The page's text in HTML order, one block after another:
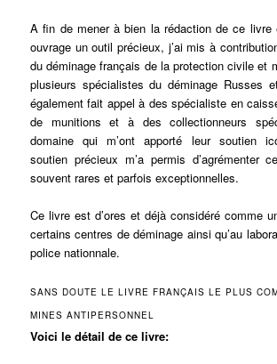
A fin de mener à bien la rédaction de ce
ouvrage un outil précieux, j’ai mis à
du déminage français de la protection civile et
plusieurs spécialistes du déminage Russes
également fait appel à des spécialiste en
de munitions et à des collectionneurs
domaine qui m’ont apporté leur soutien
soutien précieux m’a permis d’agrémenter
souvent rares et parfois exceptionnelles.
Ce livre est d’ores et déjà considéré comme
certains centres de déminage ainsi qu’au
police nationnale.
SANS DOUTE LE LIVRE FRANÇAIS LE PLUS
MINESANTIPERSONNEL
Voici le détail de ce livre: